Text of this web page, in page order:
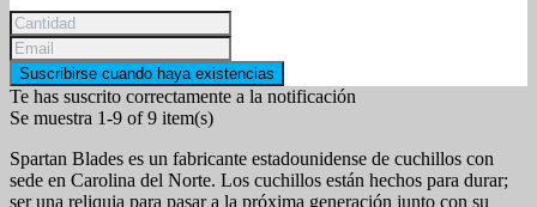
Suscribirse cuando haya existencias
Te has suscrito correctamente a la notificación
Se muestra 1-9 of 9 item(s)
Spartan Blades es un fabricante estadounidense de cuchillos con
sede en Carolina del Norte. Los cuchillos están hechos para durar;
ser una reliquia para pasar a la próxima generación junto con su